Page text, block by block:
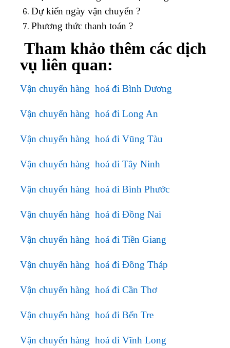
Dự kiến ngày vận chuyển ?
Phương thức thanh toán ?
Tham khảo thêm các dịch
vụ liên quan:
Vận chuyển hàng hoá đi Bình Dương
Vận chuyển hàng hoá đi Long An
Vận chuyển hàng hoá đi Vũng Tàu
Vận chuyển hàng hoá đi Tây Ninh
Vận chuyển hàng hoá đi Bình Phước
Vận chuyển hàng hoá đi Đồng Nai
Vận chuyển hàng hoá đi Tiền Giang
Vận chuyển hàng hoá đi Đồng Tháp
Vận chuyển hàng hoá đi Cần Thơ
Vận chuyển hàng hoá đi Bến Tre
Vận chuyển hàng hoá đi Vĩnh Long